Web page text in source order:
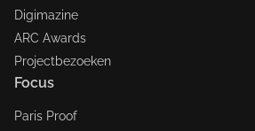
Digimazine
ARC Awards
Projectbezoeken
Focus
Paris Proof